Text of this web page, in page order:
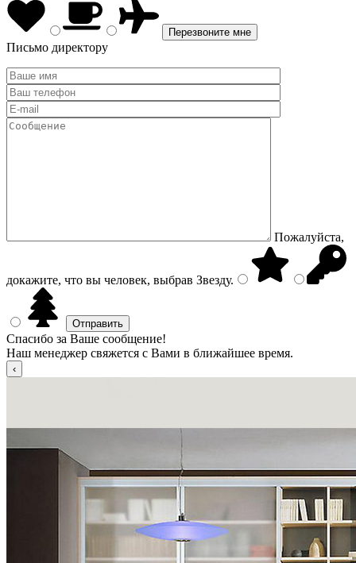
Письмо директору
Пожалуйста,
докажите, что вы человек, выбрав Звезду.
Спасибо за Ваше сообщение!
Наш менеджер свяжется с Вами в ближайшее время.